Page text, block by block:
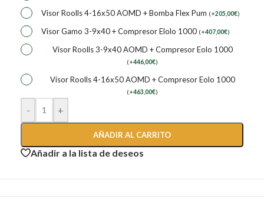
Visor Roolls 4-16x50 AOMD + Bomba Flex Pum (+205,00€)
Visor Gamo 3-9x40 + Compresor Elolo 1000 (+407,00€)
Visor Roolls 3-9x40 AOMD + Compresor Eolo 1000
(+446,00€)
Visor Roolls 4-16x50 AOMD + Compresor Eolo 1000
(+463,00€)
- +
AÑADIR AL CARRITO
Añadir a la lista de deseos